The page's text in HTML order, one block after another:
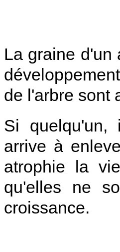
La graine d'un
de l'arbre sont
Si quelqu'un,
arrive à
atrophie la
qu'elles ne
croissance.